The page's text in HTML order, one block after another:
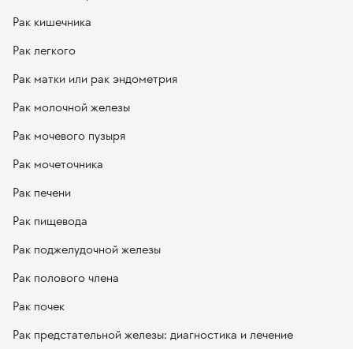
Рак кишечника
Рак легкого
Рак матки или рак эндометрия
Рак молочной железы
Рак мочевого пузыря
Рак мочеточника
Рак печени
Рак пищевода
Рак поджелудочной железы
Рак полового члена
Рак почек
Рак предстательной железы: диагностика и лечение